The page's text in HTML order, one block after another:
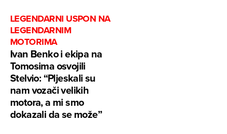
LEGENDARNI USPON NA
LEGENDARNIM
MOTORIMA
Ivan Benko i ekipa na
Tomosima osvojili
Stelvio: “Pljeskali su
nam vozači velikih
motora, a mi smo
dokazali da se može”